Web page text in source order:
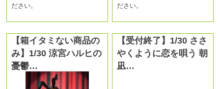
ださい。
ださい。
【箱イタミない商品の
み】1/30 涼宮ハルヒの
憂鬱…
【受付終了】1/30 ささ
やくように恋を唄う 朝
凪…